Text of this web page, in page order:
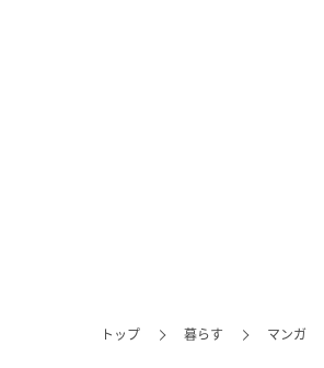
トップ 暮らす マンガ